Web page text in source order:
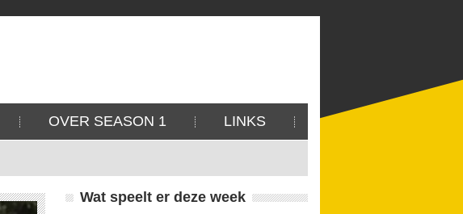
OVER SEASON 1 LINKS
Wat speelt er deze week